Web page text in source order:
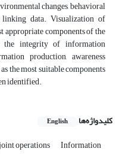
changes, behavioral
data. Visualization of
components of the
the integrity of information
production, awareness
the most suitable components
identified.
کلیدواژه‌ها English
operations Information